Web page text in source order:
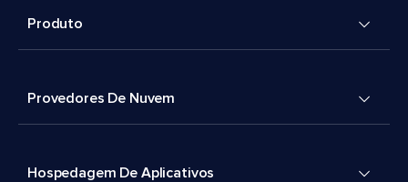
Produto
Provedores De Nuvem
Hospedagem De Aplicativos